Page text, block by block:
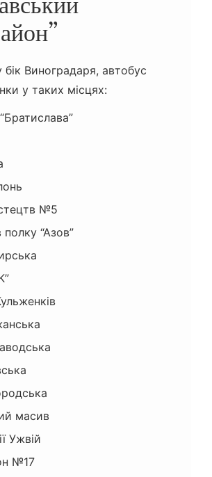
Виноградаря, автобус
у таких місцях:
№5
полку “Азов”
масив
Ужвій
№17